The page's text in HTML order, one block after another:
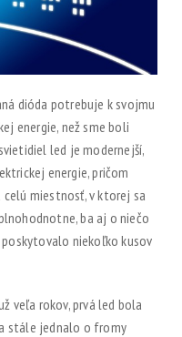
dióda potrebuje k svojmu
energie, než sme boli
led je modernejší,
energie, pričom
miestnosť, v ktorej sa
ba aj o niečo
niekoľko kusov
veľa rokov, prvá led bola
stále jednalo o fromy